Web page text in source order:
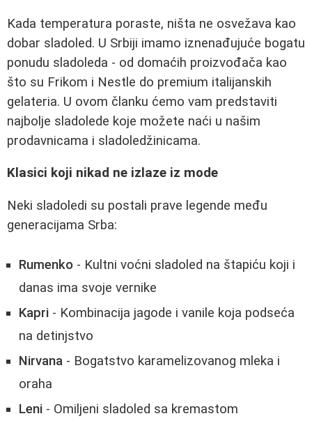
Kada temperatura poraste, ništa ne osvežava kao
dobar sladoled. U Srbiji imamo iznenađujuće bogatu
ponudu sladoleda - od domaćih proizvođača kao
što su Frikom i Nestle do premium italijanskih
gelateria. U ovom članku ćemo vam predstaviti
najbolje sladolede koje možete naći u našim
prodavnicama i sladoledžinicama.
Klasici koji nikad ne izlaze iz mode
Neki sladoledi su postali prave legende među
generacijama Srba:
Rumenko - Kultni voćni sladoled na štapiću koji i
danas ima svoje vernike
Kapri - Kombinacija jagode i vanile koja podseća
na detinjstvo
Nirvana - Bogatstvo karamelizovanog mleka i
oraha
Leni - Omiljeni sladoled sa kremastom